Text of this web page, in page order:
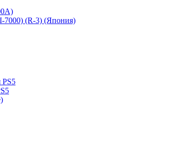
7000) (R-3) (Япония)
PS5